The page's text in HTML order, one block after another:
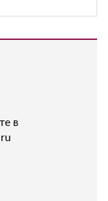
в